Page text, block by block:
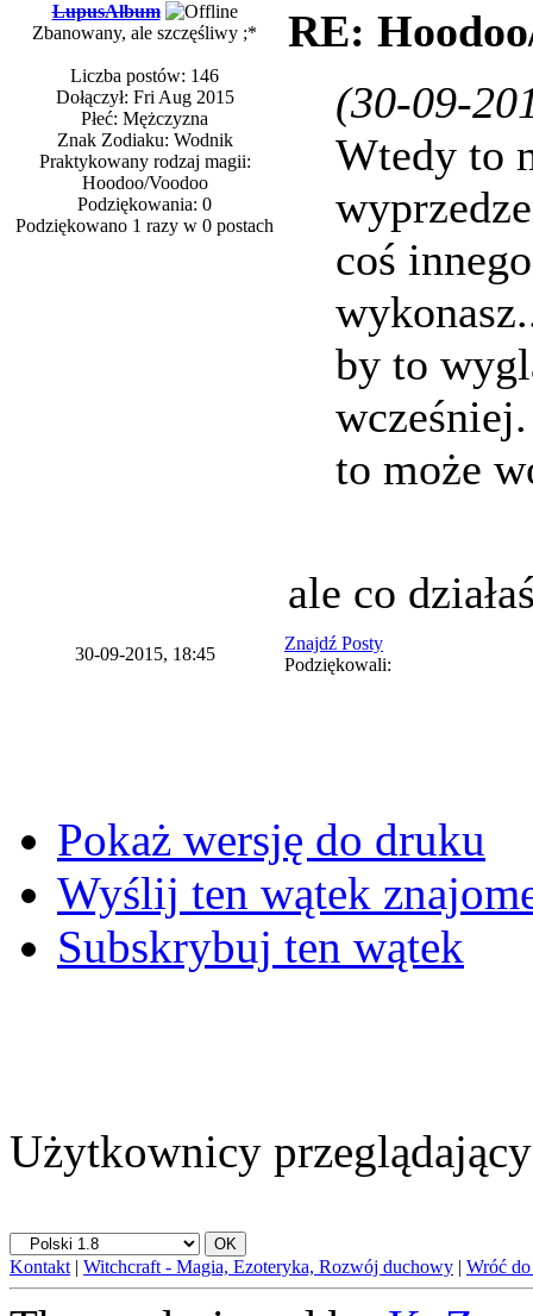
LupusAlbum
Zbanowany, ale szczęśliwy ;*
Liczba postów: 146
Dołączył: Fri Aug 2015
Płeć: Mężczyzna
Znak Zodiaku: Wodnik
Praktykowany rodzaj magii:
Hoodoo/Voodoo
Podziękowania: 0
Podziękowano 1 razy w 0 postach
RE:
(30-09-
Wtedy to
coś
by to
to może
ale co
30-09-2015, 18:45
Znajdź Posty
Podziękowali:
Pokaż wersję do druku
Wyślij ten wątek
Subskrybuj ten wątek
Użytkownicy
Kontakt | Witchcraft - Magia, Ezoteryka, Rozwój duchowy | Wróć